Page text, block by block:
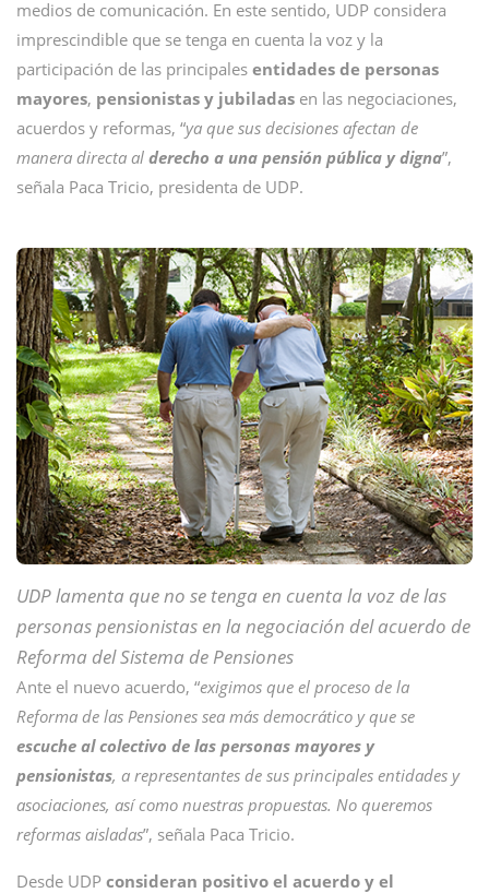
medios de comunicación. En este sentido, UDP considera
imprescindible que se tenga en cuenta la voz y la
participación de las principales entidades de personas
mayores, pensionistas y jubiladas en las negociaciones,
acuerdos y reformas, “ya que sus decisiones afectan de
manera directa al derecho a una pensión pública y digna”,
señala Paca Tricio, presidenta de UDP.
UDP lamenta que no se tenga en cuenta la voz de las
personas pensionistas en la negociación del acuerdo de
Reforma del Sistema de Pensiones
Ante el nuevo acuerdo, “exigimos que el proceso de la
Reforma de las Pensiones sea más democrático y que se
escuche al colectivo de las personas mayores y
pensionistas, a representantes de sus principales entidades y
asociaciones, así como nuestras propuestas. No queremos
reformas aisladas”, señala Paca Tricio.
Desde UDP consideran positivo el acuerdo y el